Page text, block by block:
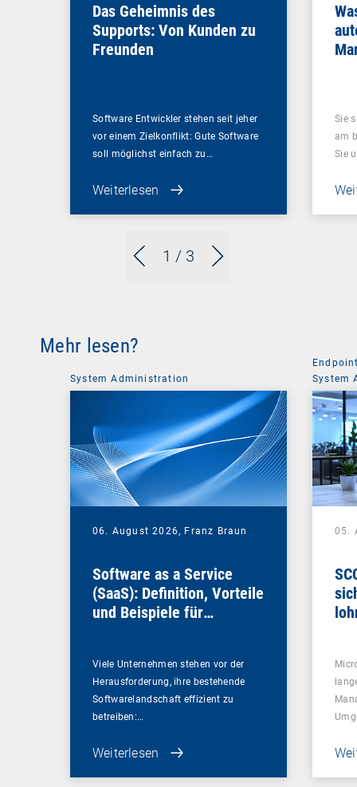
1 / 3
Das Geheimnis des
Supports: Von Kunden zu
Freunden
Software Entwickler stehen seit jeher
vor einem Zielkonflikt: Gute Software
soll möglichst einfach zu…
Weiterlesen
Sie
am
Sie
Mehr lesen?
System Administration
06. August 2026, Franz Braun
Software as a Service
(SaaS): Definition, Vorteile
und Beispiele für
Viele Unternehmen stehen vor der
Herausforderung, ihre bestehende
Softwarelandschaft effizient zu
betreiben:…
Weiterlesen
System
05.